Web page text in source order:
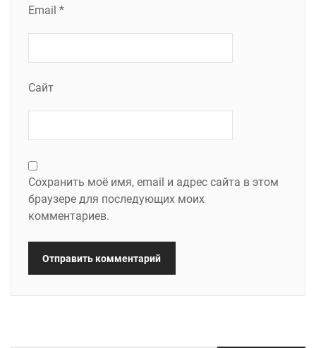
Email *
Сайт
Сохранить моё имя, email и адрес сайта в этом
браузере для последующих моих
комментариев.